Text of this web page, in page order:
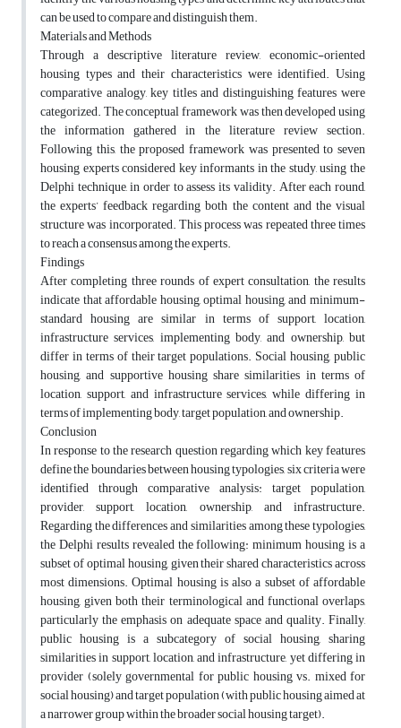
can be used to compare and distinguish them.
Materials and Methods
Through a descriptive literature review, economic-oriented
housing types and their characteristics were identified. Using
comparative analogy, key titles and distinguishing features were
categorized. The conceptual framework was then developed using
the information gathered in the literature review section.
Following this, the proposed framework was presented to seven
housing experts considered key informants in the study, using the
Delphi technique, in order to assess its validity. After each round,
the experts’ feedback regarding both the content and the visual
structure was incorporated. This process was repeated three times
to reach a consensus among the experts.
Findings
After completing three rounds of expert consultation, the results
indicate that affordable housing, optimal housing, and minimum-
standard housing are similar in terms of support, location,
infrastructure services, implementing body, and ownership, but
differ in terms of their target populations. Social housing, public
housing, and supportive housing share similarities in terms of
location, support, and infrastructure services, while differing in
terms of implementing body, target population, and ownership.
Conclusion
In response to the research question regarding which key features
define the boundaries between housing typologies, six criteria were
identified through comparative analysis: target population,
provider, support, location, ownership, and infrastructure.
Regarding the differences and similarities among these typologies,
the Delphi results revealed the following: minimum housing is a
subset of optimal housing, given their shared characteristics across
most dimensions. Optimal housing is also a subset of affordable
housing, given both their terminological and functional overlaps,
particularly the emphasis on adequate space and quality. Finally,
public housing is a subcategory of social housing, sharing
similarities in support, location, and infrastructure, yet differing in
provider (solely governmental for public housing vs. mixed for
social housing) and target population (with public housing aimed at
a narrower group within the broader social housing target).